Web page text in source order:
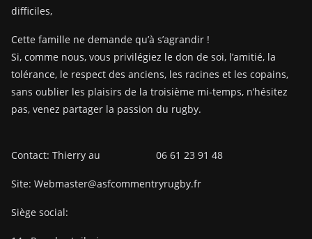
difficiles,
Cette famille ne demande qu’à s’agrandir !
Si, comme nous, vous privilégiez le don de soi, l’amitié, la
tolérance, le respect des anciens, les racines et les copains,
sans oublier les plaisirs de la troisième mi-temps, n’hésitez
pas, venez partager la passion du rugby.
Contact: Thierry au 06 61 23 91 48
Site: Webmaster@asfcommentryrugby.fr
Siège social: